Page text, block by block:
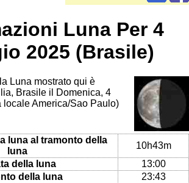
Luna Per 4
2025 (Brasile)
Luna mostrato qui è
Brasile il Domenica, 4
locale America/Sao Paulo)
luna al tramonto della
luna
10h43m
della luna
13:00
della luna
23:43